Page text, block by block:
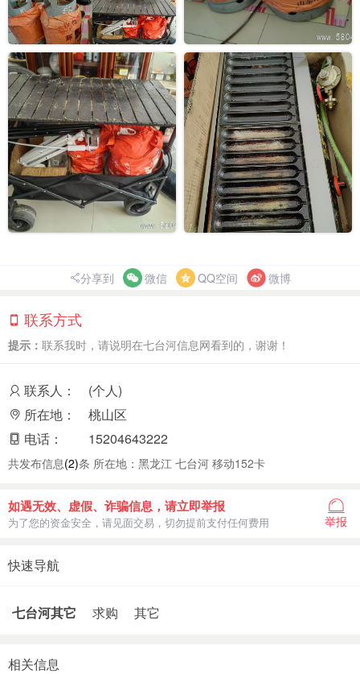
分享到 微信 QQ空间 微博
联系方式
提示： 联系我时，请说明在七台河信息网看到的，谢谢！
联系人：
(个人)
所在地：
桃山区
电话：
15204643222
共发布信息(2)条 所在地：黑龙江 七台河 移动152卡
如遇无效、虚假、诈骗信息，请立即举报
为了您的资金安全，请见面交易，切勿提前支付任何费用 举报
快速导航
七台河其它 求购 其它
相关信息